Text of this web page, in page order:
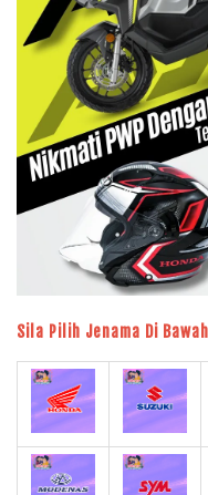
Sila Pilih Jenama Di Bawah